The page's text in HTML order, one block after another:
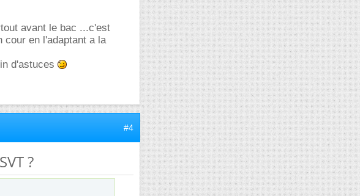
avant le bac ...c'est
cour en l'adaptant a la
d'astuces
#4
?